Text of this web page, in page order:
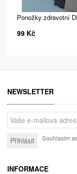
Ponožky zdravotní
99 Kč
NEWSLETTER
Přihlásit Souhlasím se
INFORMACE